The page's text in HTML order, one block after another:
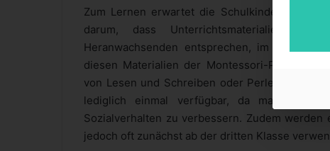
Zum Lernen erwartet die Schulkinder in den
darum, dass Unterrichtsmaterialien,
Heranwachsenden entsprechen, im
diesen Materialien der Montessori-Pädagogik
von Lesen und Schreiben oder Perlenketten
lediglich einmal verfügbar, da man sich
Sozialverhalten zu verbessern. Zudem
jedoch oft zunächst ab der dritten Klasse